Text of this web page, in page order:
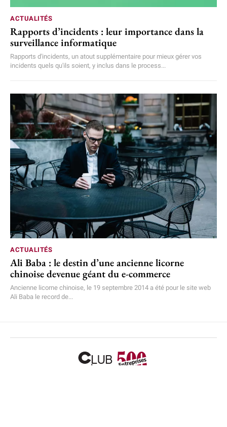
ACTUALITÉS
Rapports d’incidents : leur importance dans la
surveillance informatique
Rapports d'incidents, un atout supplémentaire pour mieux gérer vos
incidents quels qu'ils soient, y inclus dans le process...
ACTUALITÉS
Ali Baba : le destin d’une ancienne licorne
chinoise devenue géant du e-commerce
Ancienne licorne chinoise, le 19 septembre 2014 a été pour le site web
Ali Baba le record de...